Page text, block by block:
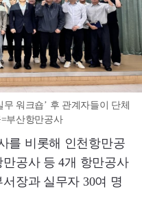
워크숍’ 후 관계자들이 단체
부산항만공사
를 비롯해 인천항만공
공사 등 4개 항만공사
장과 실무자 30여 명